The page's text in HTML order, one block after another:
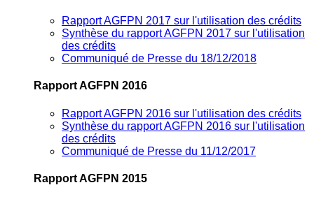
Rapport AGFPN 2017 sur l'utilisation des crédits
Synthèse du rapport AGFPN 2017 sur l'utilisation
des crédits
Communiqué de Presse du 18/12/2018
Rapport AGFPN 2016
Rapport AGFPN 2016 sur l'utilisation des crédits
Synthèse du rapport AGFPN 2016 sur l'utilisation
des crédits
Communiqué de Presse du 11/12/2017
Rapport AGFPN 2015